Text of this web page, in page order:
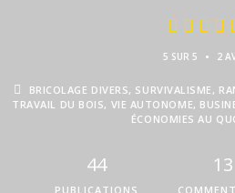
5 SUR 5 • 2
BRICOLAGE DIVERS, SURVIVALISME,
TRAVAIL DU BOIS, VIE AUTONOME,
ÉCONOMIES AU
44
PUBLICATIONS
13